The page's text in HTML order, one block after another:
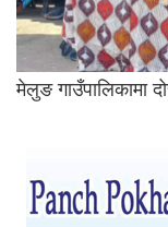
मेलुङ गाउँपालिकामा